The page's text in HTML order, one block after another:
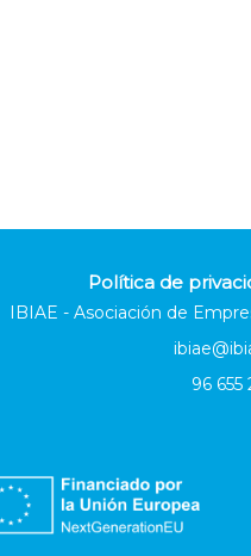
Política de
IBIAE - Asociación de
96 655